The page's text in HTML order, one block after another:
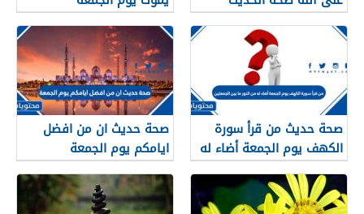
صحة حديث من قرأ سورة
الكهف يوم الجمعة أضاء له
من النور ما بين الجمعتين
صحة حديث ان من افضل
ايامكم يوم الجمعة